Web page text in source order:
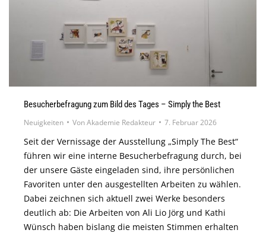
Besucherbefragung zum Bild des Tages – Simply the Best
Neuigkeiten VonAkademie Redakteur 7. Februar 2026
Seit der Vernissage der Ausstellung „Simply The Best“
führen wir eine interne Besucherbefragung durch, bei
der unsere Gäste eingeladen sind, ihre persönlichen
Favoriten unter den ausgestellten Arbeiten zu wählen.
Dabei zeichnen sich aktuell zwei Werke besonders
deutlich ab: Die Arbeiten von Ali Lio Jörg und Kathi
Wünsch haben bislang die meisten Stimmen erhalten